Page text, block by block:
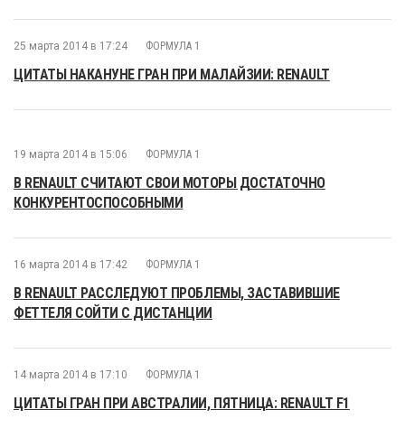
25 марта 2014 в 17:24 ФОРМУЛА 1
ЦИТАТЫ НАКАНУНЕ ГРАН ПРИ МАЛАЙЗИИ: RENAULT
19 марта 2014 в 15:06 ФОРМУЛА 1
В RENAULT СЧИТАЮТ СВОИ МОТОРЫ ДОСТАТОЧНО
КОНКУРЕНТОСПОСОБНЫМИ
16 марта 2014 в 17:42 ФОРМУЛА 1
В RENAULT РАССЛЕДУЮТ ПРОБЛЕМЫ, ЗАСТАВИВШИЕ
ФЕТТЕЛЯ СОЙТИ С ДИСТАНЦИИ
14 марта 2014 в 17:10 ФОРМУЛА 1
ЦИТАТЫ ГРАН ПРИ АВСТРАЛИИ, ПЯТНИЦА: RENAULT F1